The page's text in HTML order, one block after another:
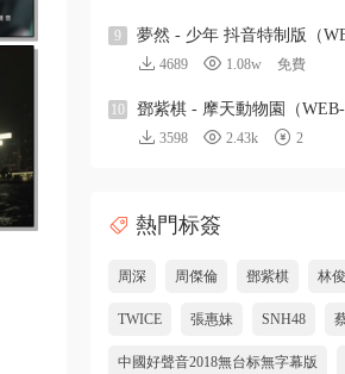
9 夢然 - 少年 抖音特制版（
4689 1.08w 免費
10 鄧紫棋 - 摩天動物園（WEB-
3598 2.43k 2
熱門标簽
周深 周傑倫 鄧紫棋 林
TWICE 張惠妹 SNH48
中國好聲音2018無台标無字幕版